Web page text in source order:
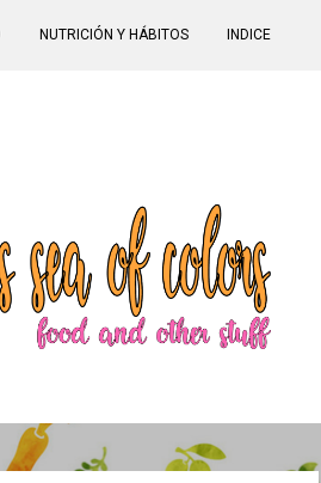
NUTRICIÓN Y HÁBITOS INDICE